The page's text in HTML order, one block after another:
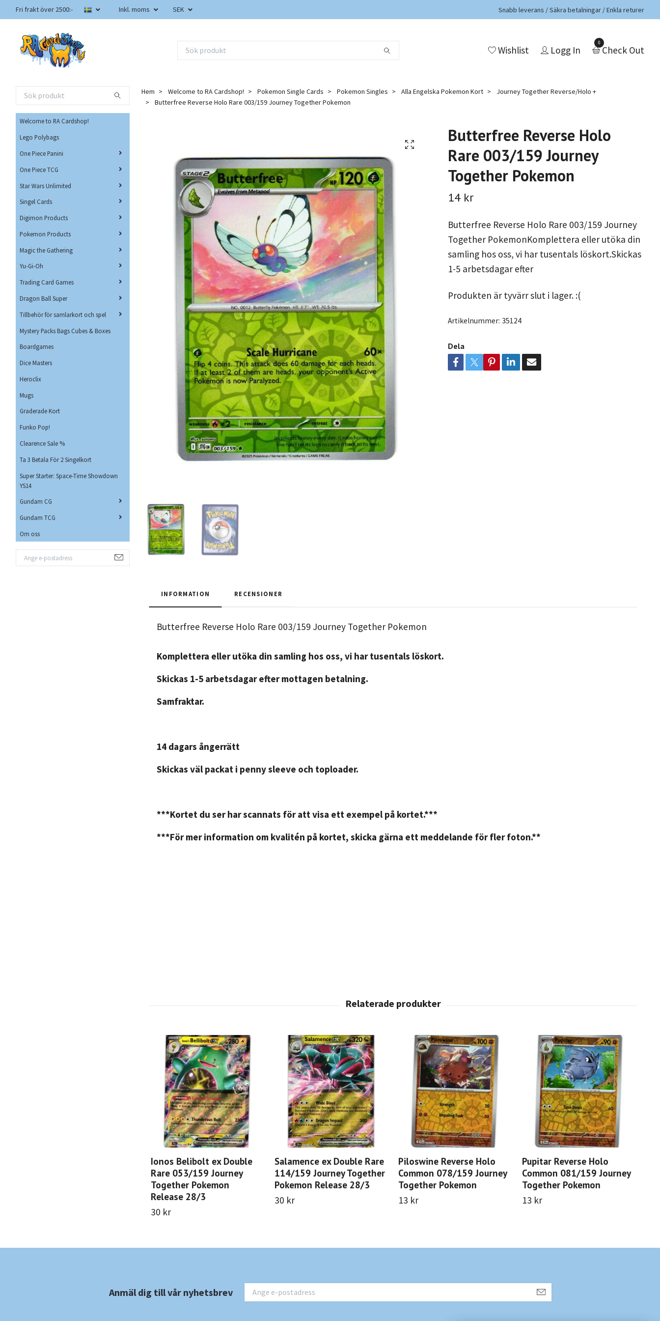
Fri frakt över 2500:- Inkl. moms SEK Snabb leverans / Säkra betalningar / Enkla returer
Wishlist Logg In
0
Check Out
Welcome to RA Cardshop!
Lego Polybags
One Piece Panini
One Piece TCG
Star Wars Unlimited
Singel Cards
Digimon Products
Pokemon Products
Magic the Gathering
Yu-Gi-Oh
Trading Card Games
Dragon Ball Super
Tillbehör för samlarkort och spel
Mystery Packs Bags Cubes & Boxes
Boardgames
Dice Masters
Heroclix
Mugs
Graderade Kort
Funko Pop!
Clearence Sale %
Ta 3 Betala För 2 Singelkort
Super Starter: Space-Time Showdown
YS14
Gundam CG
Gundam TCG
Om oss
Hem Welcome to RA Cardshop! Pokemon Single Cards Pokemon Singles Alla Engelska Pokemon Kort
Journey Together Reverse/Holo +
Butterfree Reverse Holo Rare 003/159 Journey Together Pokemon
Butterfree Reverse Holo
Rare 003/159 Journey
Together Pokemon
14 kr
Butterfree Reverse Holo Rare 003/159 Journey
Together PokemonKomplettera eller utöka din
samling hos oss, vi har tusentals löskort.Skickas
1-5 arbetsdagar efter
Produkten är tyvärr slut i lager. :(
Artikelnummer: 35124
Dela
INFORMATION RECENSIONER
Butterfree Reverse Holo Rare 003/159 Journey Together Pokemon
Komplettera eller utöka din samling hos oss, vi har tusentals löskort.
Skickas 1-5 arbetsdagar efter mottagen betalning.
Samfraktar.
14 dagars ångerrätt
Skickas väl packat i penny sleeve och toploader.
***Kortet du ser har scannats för att visa ett exempel på kortet.***
***För mer information om kvalitén på kortet, skicka gärna ett meddelande för fler foton.**
Ionos Belibolt ex Double
Rare 053/159 Journey
Together Pokemon
Release 28/3
30 kr
Salamence ex Double Rare
114/159 Journey Together
Pokemon Release 28/3
30 kr
Piloswine Reverse Holo
Common 078/159 Journey
Together Pokemon
13 kr
Pupitar Reverse Holo
Common 081/159 Journey
Together Pokemon
13 kr
Anmäl dig till vår nyhetsbrev